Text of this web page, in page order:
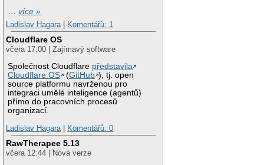
…více »
Ladislav Hagara
Komentářů: 1
Cloudflare OS
včera 17:00 | Zajímavý software
Společnost Cloudflare představila
Cloudflare OS
(GitHub ), tj. open
source platformu navrženou pro
integraci umělé inteligence (agentů)
přímo do pracovních procesů
organizací.
Ladislav Hagara
Komentářů: 0
RawTherapee 5.13
včera 12:44 | Nová verze